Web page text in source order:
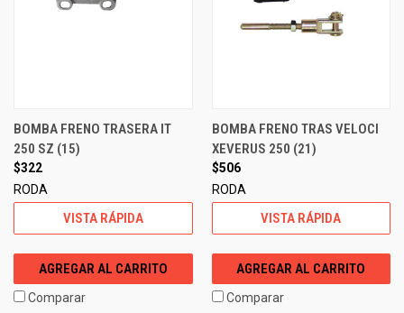
BOMBA FRENO TRASERA IT
250 SZ (15)
$322
RODA
VISTA RÁPIDA
AGREGAR AL CARRITO
Comparar
BOMBA FRENO TRAS VELOCI
XEVERUS 250 (21)
$506
RODA
VISTA RÁPIDA
AGREGAR AL CARRITO
Comparar